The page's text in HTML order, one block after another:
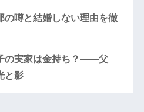
の噂と結婚しない理由を徹
の実家は金持ち？――父
と影